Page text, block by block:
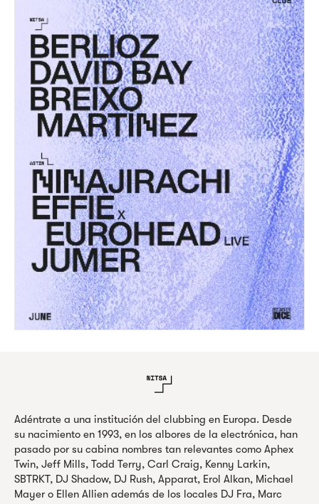
Adéntrate a una institución del clubbing en Europa. Desde
su nacimiento en 1993, en los albores de la electrónica, han
pasado por su cabina nombres tan relevantes como Aphex
Twin, Jeff Mills, Todd Terry, Carl Craig, Kenny Larkin,
SBTRKT, DJ Shadow, DJ Rush, Apparat, Erol Alkan, Michael
Mayer o Ellen Allien además de los locales DJ Fra, Marc